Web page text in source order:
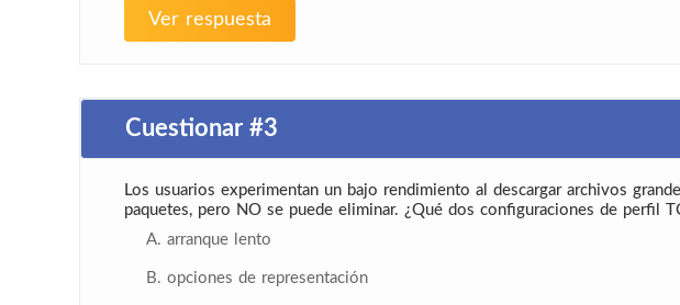
Ver respuesta
Cuestionar #3
Los usuarios experimentan un bajo rendimiento al descargar archivos
paquetes, pero NO se puede eliminar. ¿Qué dos configuraciones de perfil
A. arranque lento
B. opciones de representación